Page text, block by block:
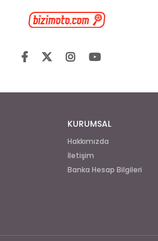
KURUMSAL
Hakkımızda
İletişim
Banka Hesap Bilgileri